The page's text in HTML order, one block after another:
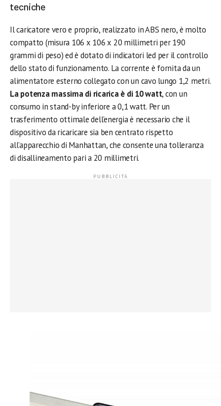
tecniche
Il caricatore vero e proprio, realizzato in ABS nero, è molto
compatto (misura 106 x 106 x 20 millimetri per 190
grammi di peso) ed è dotato di indicatori led per il controllo
dello stato di funzionamento. La corrente è fornita da un
alimentatore esterno collegato con un cavo lungo 1,2 metri.
La potenza massima di ricarica è di 10 watt, con un
consumo in stand-by inferiore a 0,1 watt. Per un
trasferimento ottimale dell’energia è necessario che il
dispositivo da ricaricare sia ben centrato rispetto
all’apparecchio di Manhattan, che consente una tolleranza
di disallineamento pari a 20 millimetri.